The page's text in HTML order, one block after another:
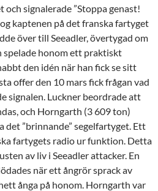
och signalerade ”Stoppa genast!
kaptenen på det franska fartyget
över till Seeadler, övertygad om
spelade honom ett praktiskt
den idén när han fick se sitt
offer den 10 mars fick frågan vad
signalen. Luckner beordrade att
och Horngarth (3 609 ton)
”brinnande” segelfartyget. Ett
fartygets radio ur funktion. Detta
av liv i Seeadler attacker. En
när ett ångrör sprack av
ånga på honom. Horngarth var